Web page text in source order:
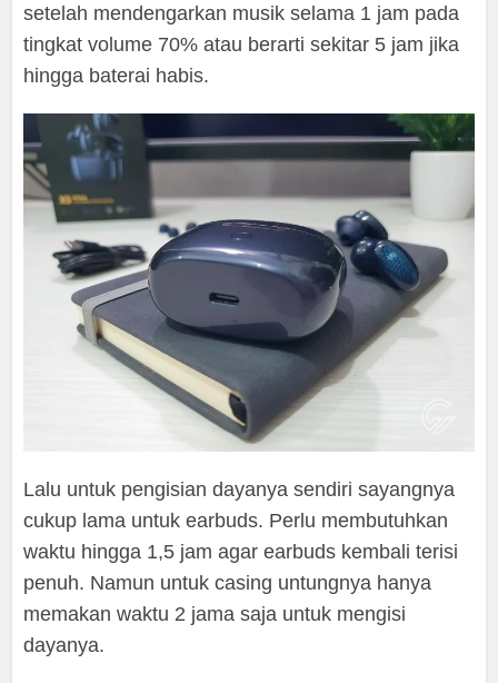
setelah mendengarkan musik selama 1 jam pada
tingkat volume 70% atau berarti sekitar 5 jam jika
hingga baterai habis.
Lalu untuk pengisian dayanya sendiri sayangnya
cukup lama untuk earbuds. Perlu membutuhkan
waktu hingga 1,5 jam agar earbuds kembali terisi
penuh. Namun untuk casing untungnya hanya
memakan waktu 2 jama saja untuk mengisi
dayanya.